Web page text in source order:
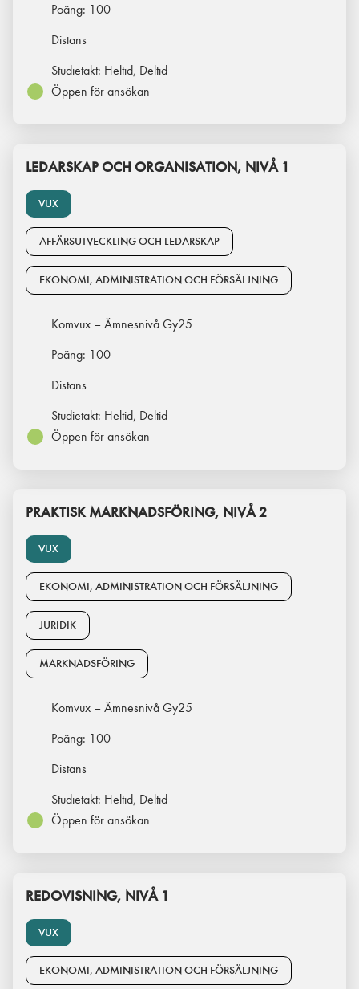
Poäng: 100
Distans
Studietakt: Heltid, Deltid
Öppen för ansökan
VUX
LEDARSKAP OCH ORGANISATION, NIVÅ 1
AFFÄRSUTVECKLING OCH LEDARSKAP
EKONOMI, ADMINISTRATION OCH FÖRSÄLJNING
Komvux – Ämnesnivå Gy25
Poäng: 100
Distans
Studietakt: Heltid, Deltid
Öppen för ansökan
VUX
PRAKTISK MARKNADSFÖRING, NIVÅ 2
EKONOMI, ADMINISTRATION OCH FÖRSÄLJNING
JURIDIK
MARKNADSFÖRING
Komvux – Ämnesnivå Gy25
Poäng: 100
Distans
Studietakt: Heltid, Deltid
Öppen för ansökan
VUX
REDOVISNING, NIVÅ 1
EKONOMI, ADMINISTRATION OCH FÖRSÄLJNING